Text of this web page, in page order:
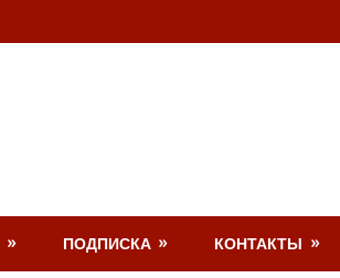
ПОДПИСКА КОНТАКТЫ